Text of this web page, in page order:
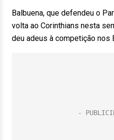
Balbuena, que defendeu o
volta ao Corinthians nesta
deu adeus à competição nos